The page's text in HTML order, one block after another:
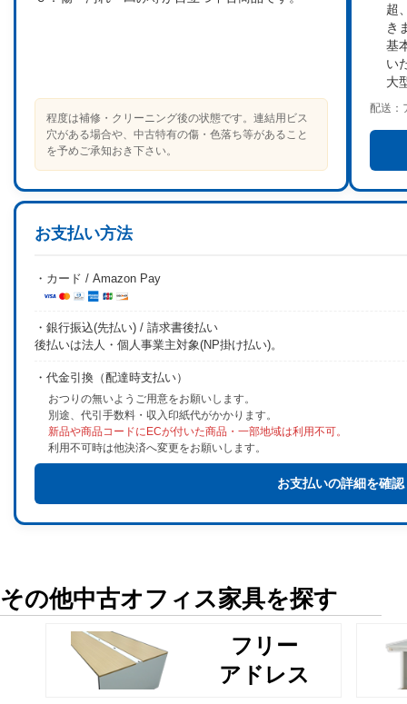
程度は補修・クリーニング後の状態です。連結用ビス
穴がある場合や、中古特有の傷・色落ち等があること
を予めご承知おき下さい。
超
き
基
い
大
配送：
お支払い方法
・カード / Amazon Pay
・銀行振込(先払い) / 請求書後払い
後払いは法人・個人事業主対象(NP掛け払い)。
・代金引換（配達時支払い）
おつりの無いようご用意をお願いします。
別途、代引手数料・収入印紙代がかかります。
新品や商品コードにECが付いた商品・一部地域は利用不可。
利用不可時は他決済へ変更をお願いします。
お支払いの詳細を確認
その他中古オフィス家具を探す
フリー
アドレス